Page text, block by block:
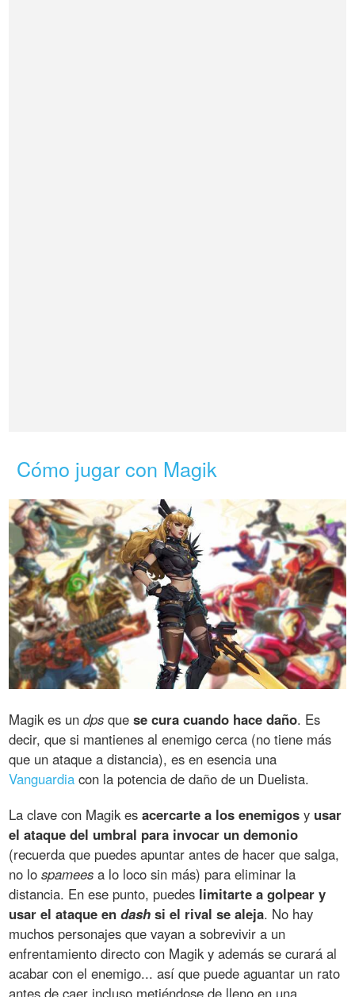
Cómo jugar con Magik
Magik es undps quese cura cuando hace daño. Es
decir, que si mantienes al enemigo cerca (no tiene más
que un ataque a distancia), es en esencia una
Vanguardia con la potencia de daño de un Duelista.
La clave con Magik esacercarte a los enemigos y usar
el ataque del umbral para invocar un demonio
(recuerda que puedes apuntar antes de hacer que salga,
no lospamees a lo loco sin más) para eliminar la
distancia. En ese punto, puedes limitarte a golpear y
usar el ataque endash si el rival se aleja. No hay
muchos personajes que vayan a sobrevivir a un
enfrentamiento directo con Magik y además se curará al
acabar con el enemigo... así que puede aguantar un rato
antes de caer incluso metiéndose de lleno en una